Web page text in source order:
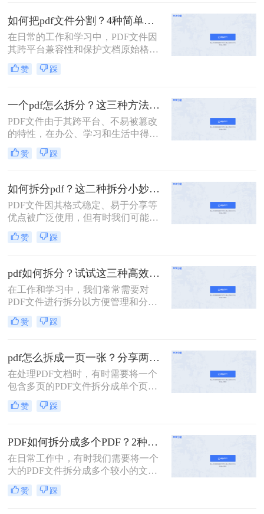
两种常用的PDF拆分方法，帮助您轻
松实现PDF文件的拆分。
如何把pdf文件分割？4种简单方法分享~
在日常的工作和学习中，PDF文件因
其跨平台兼容性和保护文档原始格式
的特性而被广泛使用。然而，有时候
为了便于查阅、管理和分享，我们可
多个较小的文件。那么如何把pdf文件
分割呢？以下是四种常用的PDF文件
分割方法，每种方法都有其独特的优
势和适用场景。
赞 踩
一个pdf怎么拆分？这三种方法教你轻松拆分！
PDF文件由于其跨平台、不易被篡改
的特性，在办公、学习和生活中得到
了广泛的应用。然而，有时候一个大
型的PDF文件可能包含多个章节或不
拆分成多个小文件，以便更好地管理
和使用。那么一个PDF怎么拆分呢？
本文将介绍三种拆分PDF文件的方
法，帮助读者轻松实现PDF的拆分操
作。
赞 踩
如何拆分pdf？这二种拆分小妙招了解下！
PDF文件因其格式稳定、易于分享等
优点被广泛使用，但有时我们可能需
要将一个大的PDF文档拆分成多个小
部分，以便于阅读、编辑或共享。那
单实用的PDF拆分方法。
赞 踩
pdf如何拆分？试试这三种高效靠谱拆分方法!
在工作和学习中，我们常常需要对
PDF文件进行拆分以方便管理和分
享。无论是为了减少文件大小以便于
传输，还是为了提取特定页面用于报
技巧都是非常有帮助的。那么pdf如何
拆分呢？本文将介绍三种简单且实用
的方法来拆分PDF文件。
赞 踩
pdf怎么拆成一页一张？分享两种常用的拆分方法！
在处理PDF文档时，有时需要将一个
包含多页的PDF文件拆分成单个页面
的PDF文件。那么pdf怎么拆成一页一
张呢？本文将介绍两种常用的拆分
赞 踩
PDF如何拆分成多个PDF？2种高效方法详解分享
在日常工作中，有时我们需要将一个
大的PDF文件拆分成多个较小的文
件，以便更好地管理和使用。无论是
为了便于共享、减少文件大小还是针
赞 踩